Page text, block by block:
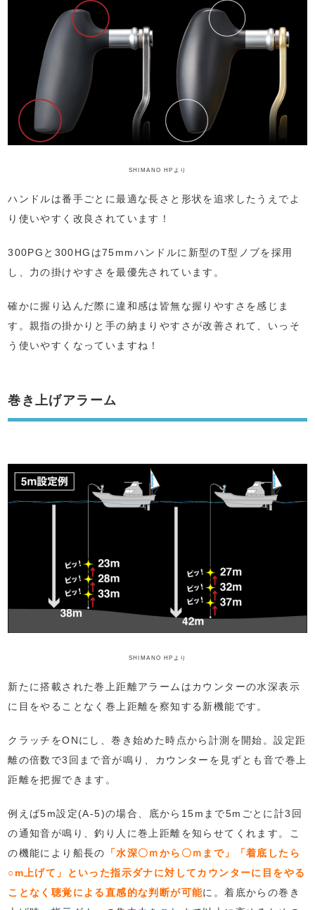
SHIMANO HPより
ハンドルは番手ごとに最適な長さと形状を追求したうえでよ
り使いやすく改良されています！
300PGと300HGは75mmハンドルに新型のT型ノブを採用
し、力の掛けやすさを最優先されています。
確かに握り込んだ際に違和感は皆無な握りやすさを感じま
す。親指の掛かりと手の納まりやすさが改善されて、いっそ
う使いやすくなっていますね！
巻き上げアラーム
SHIMANO HPより
新たに搭載された巻上距離アラームはカウンターの水深表示
に目をやることなく巻上距離を察知する新機能です。
クラッチをONにし、巻き始めた時点から計測を開始。設定距
離の倍数で3回まで音が鳴り、カウンターを見ずとも音で巻上
距離を把握できます。
例えば5m設定(A-5)の場合、底から15mまで5mごとに計3回
の通知音が鳴り、釣り人に巻上距離を知らせてくれます。こ
の機能により船長の
「水深〇ｍから〇ｍまで」「着底したら
○m上げて」といった指示ダナに対してカウンターに目をやる
ことなく聴覚による直感的な判断が可能に。着底からの巻き